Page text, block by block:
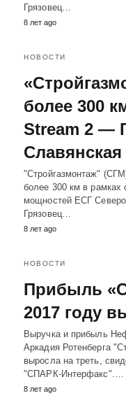
Грязовец…
8 лет ago
НОВОСТИ
более 300
Stream 2 —
Славянская
"Стройгазмонтаж"
более 300 км в рамках
мощностей ЕСГ
Грязовец…
8 лет ago
НОВОСТИ
Прибыль
2017 году
Выручка и прибыль
Аркадия Ротенберга
выросла на треть,
"СПАРК-Интерфакс".…
8 лет ago